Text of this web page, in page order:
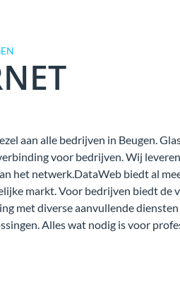
aan alle bedrijven in Beugen.
voor bedrijven. Wij
het netwerk.DataWeb biedt al
markt. Voor bedrijven biedt de
met diverse aanvullende diensten
Alles wat nodig is voor